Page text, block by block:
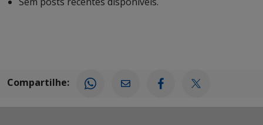
Compartilhe: